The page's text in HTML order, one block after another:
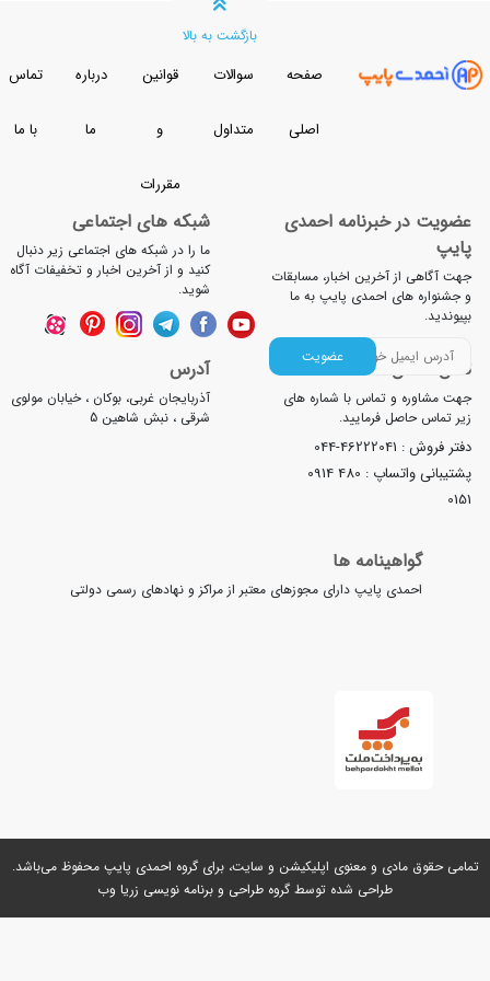
صفحه سوالات
متداول
قوانین
و
درباره تماس
احمدی
اخبار، مسابقات
احمدی پایپ به ما
عضویت
شبکه های اجتماعی
ما را در شبکه های اجتماعی زیر دنبال
کنید و از آخرین اخبار و تخفیفات آگاه
شوید.
تماس با شماره های
فرمایید.
044-46222041
:
0914 480
آدرس
آذربایجان غربی، بوکان ، خیابان مولوی
شرقی ، نبش شاهین 5
پایپ دارای مجوزهای معتبر از مراکز و نهادهای رسمی دولتی
و معنوی اپلیکیشن و سایت، برای گروه احمدی پایپمحفوظ می‌باشد.
طراحی شده توسط گروه طراحی و برنامه نویسی زریا وب